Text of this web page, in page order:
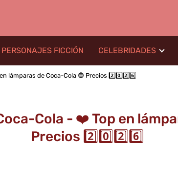
PERSONAJES FICCIÓN CELEBRIDADES
lámparas de Coca-Cola 🔵 Precios 2️⃣0️⃣2️⃣6️⃣
Cola - ❤️ Top en
Precios 2️⃣0️⃣2️⃣6️⃣